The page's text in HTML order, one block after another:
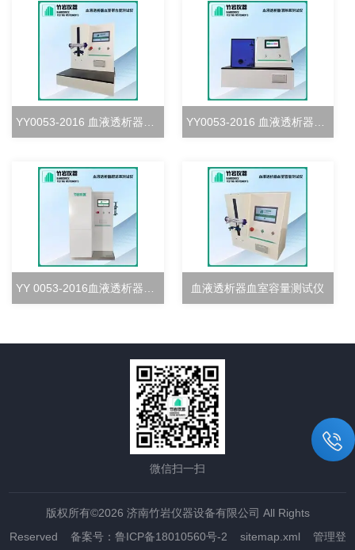
YY0053-2016 血液透析器血室密合度测试仪 YY0053-2016 血液透析器清除率测试仪
YY 0053-2016血液透析器超滤率测试仪 血液透析器血室容量测试仪
微信扫一扫
版权所有©2026 济南竹岩仪器设备有限公司 All Rights
Reserved 备案号：鲁ICP备18010560号-2 sitemap.xml 管理登